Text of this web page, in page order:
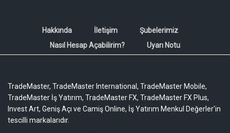
Hakkında İletişim
Şubelerimiz
Nasıl Hesap Açabilirim?
Uyarı Notu
TradeMaster, TradeMaster International, TradeMaster Mobile,
TradeMaster İş Yatırım, TradeMaster FX, TradeMaster FX Plus,
Invest Art, Geniş Açı ve Camiş Online, İş Yatırım Menkul Değerler'in
tescilli markalarıdır.